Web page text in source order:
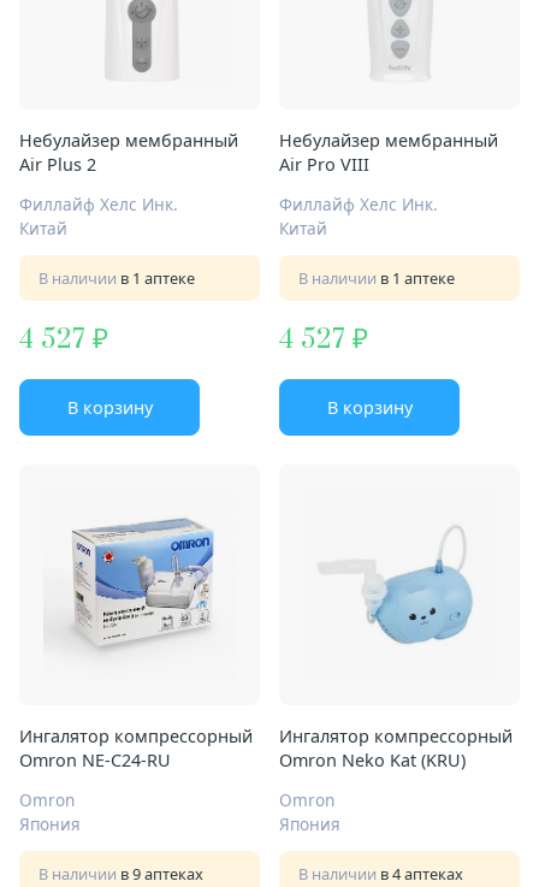
Небулайзер мембранный
Air Plus 2
Филлайф Хелс Инк.
Китай
В наличии в 1 аптеке
4 527
В корзину
Небулайзер мембранный
Air Pro VIII
Филлайф Хелс Инк.
Китай
В наличии в 1 аптеке
4 527
В корзину
Ингалятор компрессорный
Omron NE-C24-RU
Omron
Япония
В наличии в 9 аптеках
Ингалятор компрессорный
Omron Neko Kat (KRU)
Omron
Япония
В наличии в 4 аптеках